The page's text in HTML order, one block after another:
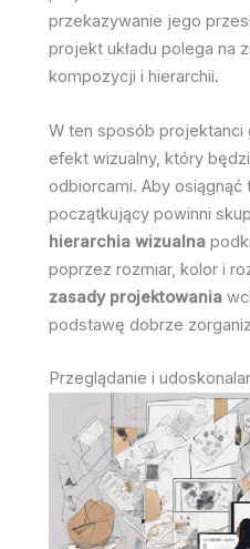
przekazywanie jego
projekt układu polega na
kompozycji i hierarchii.
W ten sposób
efekt wizualny, który
odbiorcami. Aby osiągnąć
początkujący powinni
hierarchia wizualna
poprzez rozmiar, kolor i
zasady projektowania
podstawę dobrze
Przeglądanie i